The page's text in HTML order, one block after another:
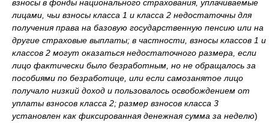
взносы в фонды национального страхования, уплачиваемые
лицами, чьи взносы класса 1 и класса 2 недостаточны для
получения права на базовую государственную пенсию или на
другие страховые выплаты; в частности, взносы классов 1 и
классов 2 могут оказаться недостаточного размера, если
лицо фактически было безработным, но не обращалось за
пособиями по безработице, или если самозанятое лицо
получало низкий доход и пользовалось освобождением от
уплаты взносов класса 2; размер взносов класса 3
установлен как фиксированная денежная сумма за неделю)